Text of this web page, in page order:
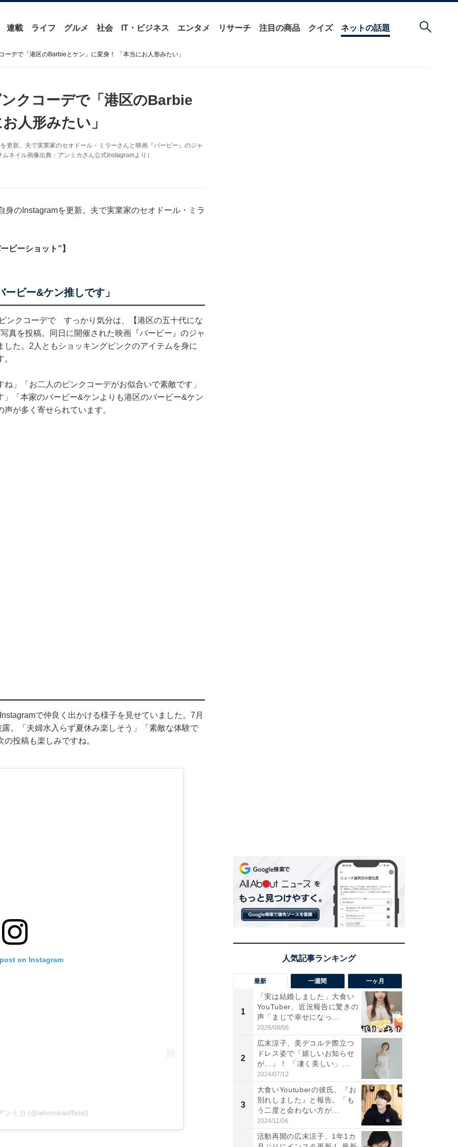
連載 ライフ グルメ 社会 IT・ビジネス エンタメ リサーチ 注目の商品 クイズ ネットの話題
ーデで「港区のBarbieとケン」に変身！ 「本当にお人形みたい」
クコーデで「港区のBarbie
人形みたい」
更新。夫で実業家のセオドール・ミラーさんと映画『バービー』のジャ
ネイル画像出典：アンミカさん公式Instagramより）
のInstagramを更新。夫で実業家のセオドール・ミラ
ビーショット”】
ビー&ケン推しです」
ンクコーデで すっかり気分は、【港区の五十代にな
真を投稿。同日に開催された映画『バービー』のジャ
た。2人ともショッキングピンクのアイテムを身に
」「お二人のピンクコーデがお似合いで素敵です」
「本家のバービー&ケンよりも港区のバービー&ケン
が多く寄せられています。
で仲良く出かける様子を見せていました。7月
。「夫婦水入らず夏休み楽しそう」「素敵な体験で
投稿も楽しみですね。
on Instagram
ンミカ (@ahnmikaofficial)
最新 一週間 一ヶ月
1
「実は結婚しました」大食い
YouTuber、近況報告に驚きの
声「まじで幸せになっ...
2026/08/06
2
広末涼子、美デコルテ際立つ
ドレス姿で「嬉しいお知らせ
が…」！ 「凄く美しい」
「透...
2024/07/12
3
大食いYoutuberの彼氏、『お
別れしました』と報告。「も
う二度と会わない方が...
2024/11/06
活動再開の広末涼子、1年1カ